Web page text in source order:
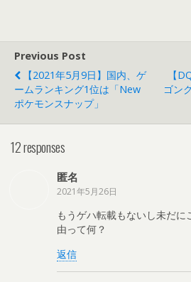
Previous Post
【2021年5月9日】国内、ゲ
ームランキング1位は「New
ポケモンスナップ」
【
ゴン
12 responses
匿名
2021年5月26日
もうゲハ転載もないし未だ
由って何？
返信